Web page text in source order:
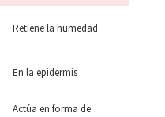
Retiene la humedad
En la epidermis
Actúa en forma de